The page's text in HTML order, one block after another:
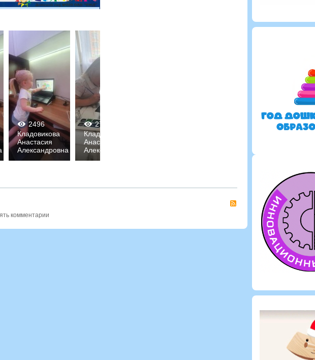
2496
0
0
Кладовикова
Анастасия
Александровна
2745
0
Кладовикова
Анастасия
Александровна
Александровна
2514
комментарии